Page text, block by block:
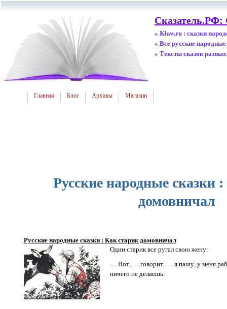
Сказатель.РФ:
» Klaw.ru : сказки
» Все русские народные
» Тексты сказок
Главная Блог Архивы Магазин
Русские народные сказки
домовничал
Русские народные сказки : Как старик домовничал
Один старик все ругал свою жену:
— Вот, — говорит, — я пашу, у меня
ничего не делаешь.